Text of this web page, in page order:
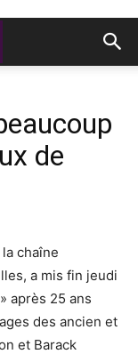
de
chaîne
a mis fin jeudi
après 25 ans
des ancien et
et Barack